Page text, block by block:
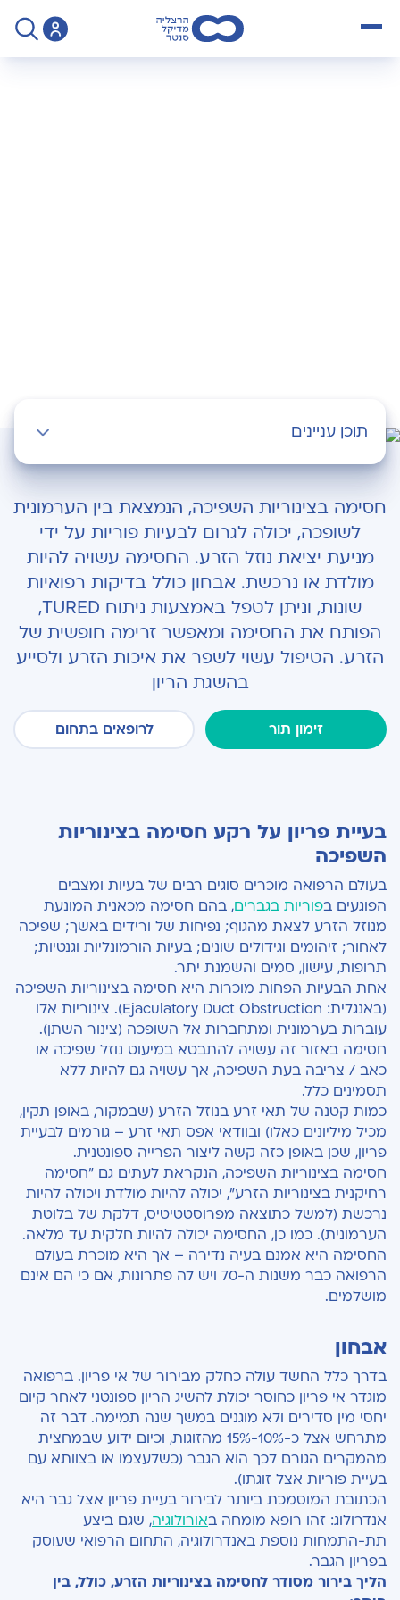
תוכן עניינים
אבחון
ניתוח TURED
חסימה בצינוריות השפיכה, הנמצאת בין הערמונית
לשופכה, יכולה לגרום לבעיות פוריות על ידי
מניעת יציאת נוזל הזרע. החסימה עשויה להיות
מולדת או נרכשת. אבחון כולל בדיקות רפואיות
שונות, וניתן לטפל באמצעות ניתוח TURED,
הפותח את החסימה ומאפשר זרימה חופשית של
הזרע. הטיפול עשוי לשפר את איכות הזרע ולסייע
בהשגת הריון
זימון תור לרופאים בתחום
בעיית פריון על רקע חסימה בצינוריות
השפיכה
בעולם הרפואה מוכרים סוגים רבים של בעיות ומצבים
הפוגעים בפוריות בגברים, בהם חסימה מכאנית המונעת
מנוזל הזרע לצאת מהגוף; נפיחות של ורידים באשך; שפיכה
לאחור; זיהומים וגידולים שונים; בעיות הורמונליות וגנטיות;
תרופות, עישון, סמים והשמנת יתר.
אחת הבעיות הפחות מוכרות היא חסימה בצינוריות השפיכה
(באנגלית: Ejaculatory Duct Obstruction). צינוריות אלו
עוברות בערמונית ומתחברות אל השופכה (צינור השתן).
חסימה באזור זה עשויה להתבטא במיעוט נוזל שפיכה או
כאב / צריבה בעת השפיכה, אך עשויה גם להיות ללא
תסמינים כלל.
כמות קטנה של תאי זרע בנוזל הזרע (שבמקור, באופן תקין,
מכיל מיליונים כאלו) ובוודאי אפס תאי זרע – גורמים לבעיית
פריון, שכן באופן כזה קשה ליצור הפרייה ספונטנית.
חסימה בצינוריות השפיכה, הנקראת לעתים גם "חסימה
רחיקנית בצינוריות הזרע", יכולה להיות מולדת ויכולה להיות
נרכשת (למשל כתוצאה מפרוסטטיטיס, דלקת של בלוטת
הערמונית). כמו כן, החסימה יכולה להיות חלקית עד מלאה.
החסימה היא אמנם בעיה נדירה – אך היא מוכרת בעולם
הרפואה כבר משנות ה-70 ויש לה פתרונות, אם כי הם אינם
מושלמים.
אבחון
בדרך כלל החשד עולה כחלק מבירור של אי פריון. ברפואה
מוגדר אי פריון כחוסר יכולת להשיג הריון ספונטני לאחר קיום
יחסי מין סדירים ולא מוגנים במשך שנה תמימה. דבר זה
מתרחש אצל כ-10%-15% מהזוגות, וכיום ידוע שבמחצית
מהמקרים הגורם לכך הוא הגבר (כשלעצמו או בצוותא עם
בעיית פוריות אצל זוגתו).
הכתובת המוסמכת ביותר לבירור בעיית פריון אצל גבר היא
אנדרולוג: זהו רופא מומחה באורולוגיה, שגם ביצע
תת-התמחות נוספת באנדרולוגיה, התחום הרפואי שעוסק
בפריון הגבר.
הליך בירור מסודר לחסימה בצינוריות הזרע, כולל, בין